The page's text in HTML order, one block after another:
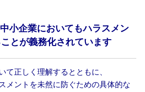
小企業においてもハラスメン
ことが義務化されています
て正しく理解するとともに、
メントを未然に防ぐための具体的な